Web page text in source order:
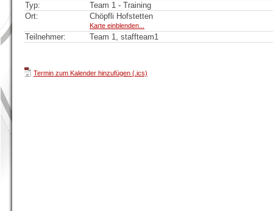
Typ:
Team 1 - Training
Ort:
Chöpfli Hofstetten
Karte einblenden...
Teilnehmer: Team 1, staffteam1
Termin zum Kalender hinzufügen (.ics)